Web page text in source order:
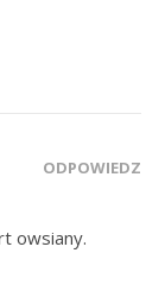
ODPOWIEDZ
owsiany.